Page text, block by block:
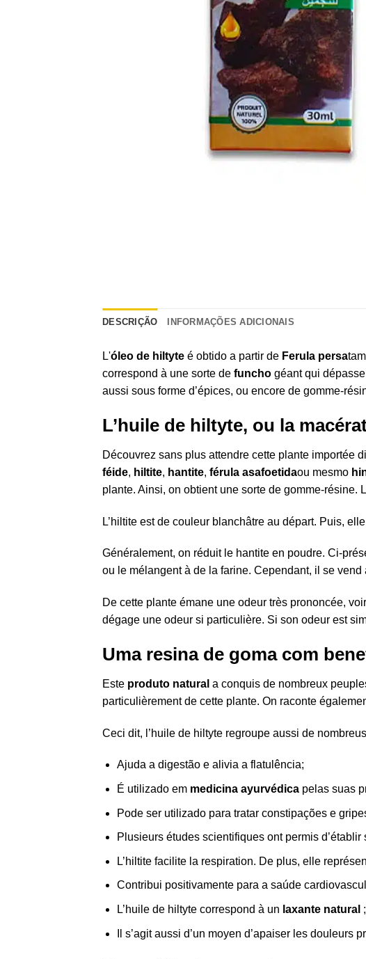
DESCRIÇÃO INFORMAÇÕES ADICIONAIS
L'óleo de hiltyte é obtido a partir de Ferula persa
correspond à une sorte de funcho géant qui
aussi sous forme d’épices, ou encore de gomme-
L’huile de hiltyte, ou la
Découvrez sans plus attendre cette plante importée
féide, hiltite, hantite, férula asafoetidaou mesmo
plante. Ainsi, on obtient une sorte de gomme-résine.
L’hiltite est de couleur blanchâtre au départ. Puis,
Généralement, on réduit le hantite en poudre. Ci-
ou le mélangent à de la farine. Cependant, il se
De cette plante émane une odeur très prononcée,
dégage une odeur si particulière. Si son odeur est
Uma resina de goma com
Este produto natural a conquis de nombreux
particulièrement de cette plante. On raconte
Ceci dit, l’huile de hiltyte regroupe aussi de
Ajuda a digestão e alivia a flatulência;
É utilizado em medicina ayurvédica pelas suas
Pode ser utilizado para tratar constipações e
Plusieurs études scientifiques ont permis
L’hiltite facilite la respiration. De plus, elle
Contribui positivamente para a saúde
L’huile de hiltyte correspond à un laxante natural ;
Il s’agit aussi d’un moyen d’apaiser les douleurs